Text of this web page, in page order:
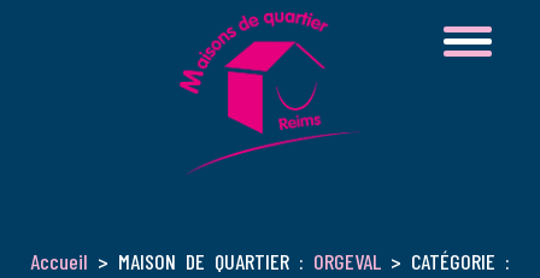
Accueil > MAISON DE QUARTIER : ORGEVAL > CATÉGORIE :